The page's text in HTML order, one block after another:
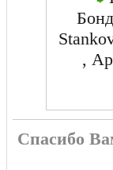
,
Спасибо